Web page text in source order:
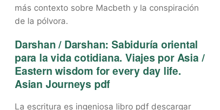
más contexto sobre Macbeth y la conspiración
de la pólvora.
Darshan / Darshan: Sabiduría oriental
para la vida cotidiana. Viajes por Asia /
Eastern wisdom for every day life.
Asian Journeys pdf
La escritura es ingeniosa libro pdf descargar